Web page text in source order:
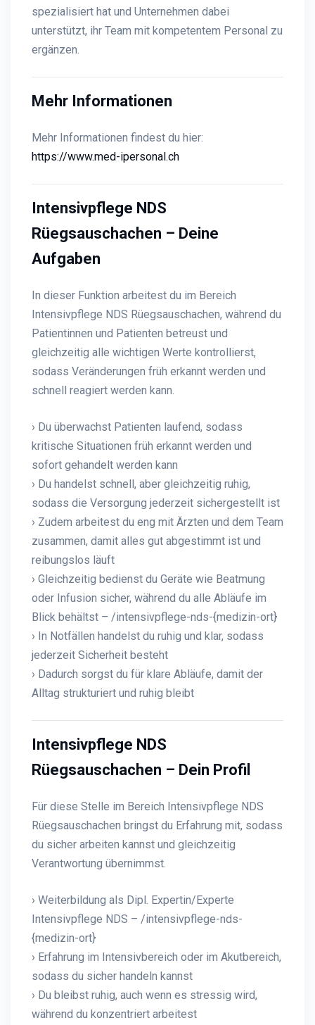
spezialisiert hat und Unternehmen dabei
unterstützt, ihr Team mit kompetentem Personal zu
ergänzen.
Mehr Informationen
Mehr Informationen findest du hier:
https://www.med-ipersonal.ch
Intensivpflege NDS
Rüegsauschachen – Deine
Aufgaben
In dieser Funktion arbeitest du im Bereich
Intensivpflege NDS Rüegsauschachen, während du
Patientinnen und Patienten betreust und
gleichzeitig alle wichtigen Werte kontrollierst,
sodass Veränderungen früh erkannt werden und
schnell reagiert werden kann.
› Du überwachst Patienten laufend, sodass
kritische Situationen früh erkannt werden und
sofort gehandelt werden kann
› Du handelst schnell, aber gleichzeitig ruhig,
sodass die Versorgung jederzeit sichergestellt ist
› Zudem arbeitest du eng mit Ärzten und dem Team
zusammen, damit alles gut abgestimmt ist und
reibungslos läuft
› Gleichzeitig bedienst du Geräte wie Beatmung
oder Infusion sicher, während du alle Abläufe im
Blick behältst – /intensivpflege-nds-{medizin-ort}
› In Notfällen handelst du ruhig und klar, sodass
jederzeit Sicherheit besteht
› Dadurch sorgst du für klare Abläufe, damit der
Alltag strukturiert und ruhig bleibt
Intensivpflege NDS
Rüegsauschachen – Dein Profil
Für diese Stelle im Bereich Intensivpflege NDS
Rüegsauschachen bringst du Erfahrung mit, sodass
du sicher arbeiten kannst und gleichzeitig
Verantwortung übernimmst.
› Weiterbildung als Dipl. Expertin/Experte
Intensivpflege NDS – /intensivpflege-nds-
{medizin-ort}
› Erfahrung im Intensivbereich oder im Akutbereich,
sodass du sicher handeln kannst
› Du bleibst ruhig, auch wenn es stressig wird,
während du konzentriert arbeitest